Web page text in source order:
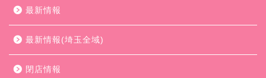
最新情報
最新情報(埼玉全域)
閉店情報